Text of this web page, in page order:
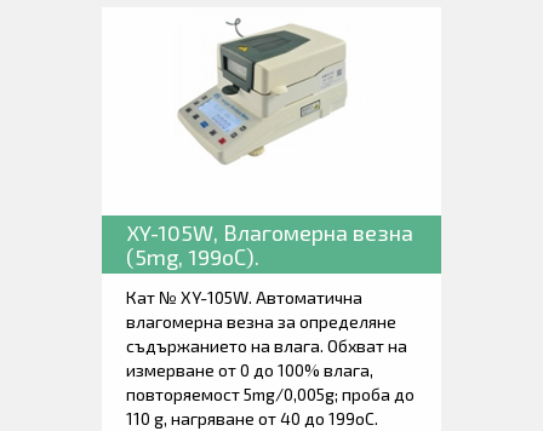
батерии и ръководство за работа.
XY-105W, Влагомерна везна
(5mg, 199оС).
Кат № XY-105W. Автоматична
влагомерна везна за определяне
съдържанието на влага. Обхват на
измерване от 0 до 100% влага,
повторяемост 5mg/0,005g; проба до
110 g, нагряване от 40 до 199оС.